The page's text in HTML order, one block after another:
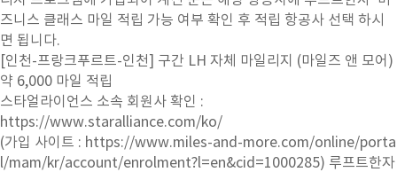
즈니스 클래스 마일 적립 가능 여부 확인 후 적립 항공사 선택 하시
면 됩니다.
[인천-프랑크푸르트-인천] 구간 LH 자체 마일리지 (마일즈 앤 모어)
약 6,000 마일 적립
스타얼라이언스 소속 회원사 확인 :
https://www.staralliance.com/ko/
(가입 사이트 : https://www.miles-and-more.com/online/porta
l/mam/kr/account/enrolment?l=en&cid=1000285) 루프트한자